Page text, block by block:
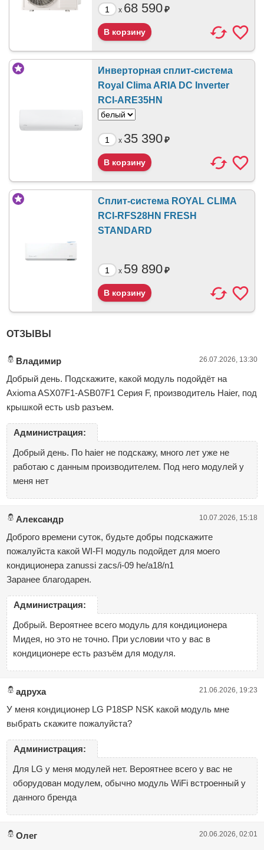
x 68 590₽
Инверторная сплит-система
Royal Clima ARIA DC Inverter
RCI-ARE35HN
x 35 390₽
Сплит-система ROYAL CLIMA
RCI-RFS28HN FRESH
STANDARD
x 59 890₽
ОТЗЫВЫ
Владимир 26.07.2026, 13:30
Добрый день. Подскажите, какой модуль подойдёт на
Axioma ASX07F1-ASB07F1 Серия F, производитель Haier, под
крышкой есть usb разъем.
Администрация:
Добрый день. По haier не подскажу, много лет уже не
работаю с данным производителем. Под него модулей у
меня нет
Александр 10.07.2026, 15:18
Доброго времени суток, будьте добры подскажите
пожалуйста какой WI-FI модуль подойдет для моего
кондиционера zanussi zacs/i-09 he/a18/n1
Заранее благодарен.
Администрация:
Добрый. Вероятнее всего модуль для кондиционера
Мидея, но это не точно. При условии что у вас в
кондиционере есть разъём для модуля.
адруха 21.06.2026, 19:23
У меня кондиционер LG P18SP NSK какой модуль мне
выбрать скажите пожалуйста?
Администрация:
Для LG у меня модулей нет. Вероятнее всего у вас не
оборудован модулем, обычно модуль WiFi встроенный у
данного бренда
Олег 20.06.2026, 02:01